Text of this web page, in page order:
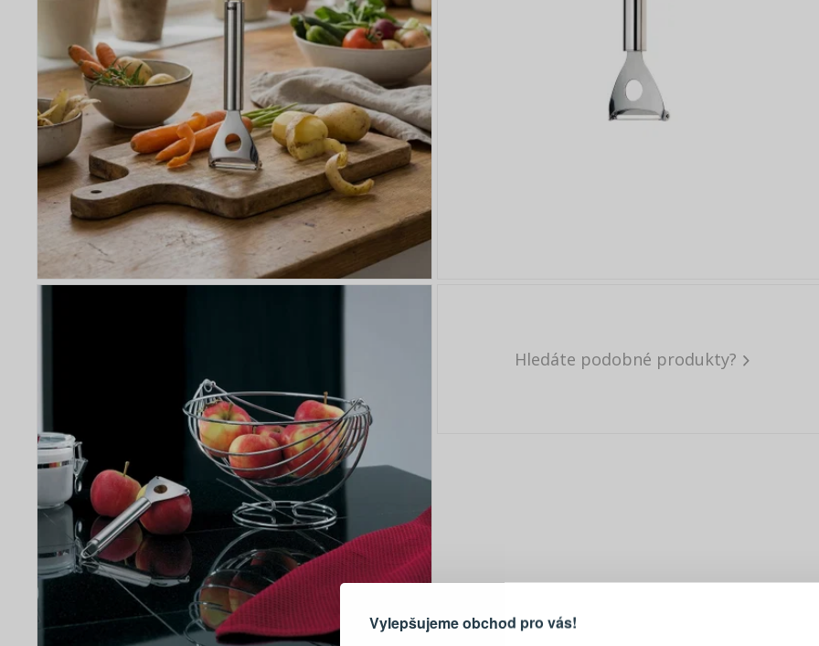
Vylepšujeme obchod pro vás!
Hledáte podobné produkty?
Zde je důvod, proč se vyplatí
vytvořit účet